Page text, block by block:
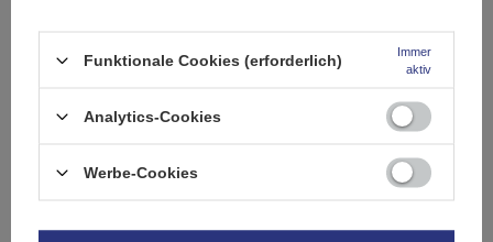
Große Menge verfügbar 12. August
In den
Funktionale Cookies (erforderlich)
Immer
aktiv
Analytics-Cookies
Werbe-Cookies